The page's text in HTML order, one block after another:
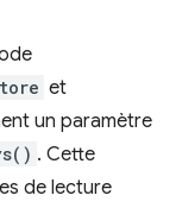
et
un paramètre
. Cette
de lecture